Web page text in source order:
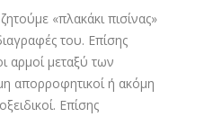
«πλακάκι πισίνας»
του. Επίσης
αρμοί μεταξύ των
απορροφητικοί ή ακόμη
Επίσης